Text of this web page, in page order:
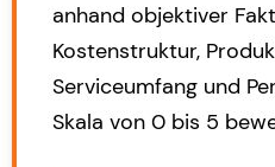
anhand objektiver
Kostenstruktur,
Serviceumfang und
Skala von 0 bis 5